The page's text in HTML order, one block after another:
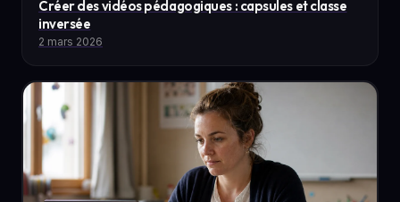
Créer des vidéos pédagogiques : capsules et classe
inversée
2 mars 2026